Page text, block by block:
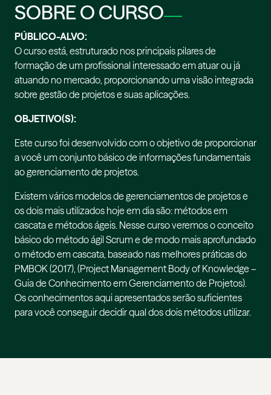
SOBRE O CURSO
PÚBLICO-ALVO:
O curso está, estruturado nos principais pilares de
formação de um profissional interessado em atuar ou já
atuando no mercado, proporcionando uma visão integrada
sobre gestão de projetos e suas aplicações.
OBJETIVO(S):
Este curso foi desenvolvido com o objetivo de proporcionar
a você um conjunto básico de informações fundamentais
ao gerenciamento de projetos.
Existem vários modelos de gerenciamentos de projetos e
os dois mais utilizados hoje em dia são: métodos em
cascata e métodos ágeis. Nesse curso veremos o conceito
básico do método ágil Scrum e de modo mais aprofundado
o método em cascata, baseado nas melhores práticas do
PMBOK (2017), (Project Management Body of Knowledge –
Guia de Conhecimento em Gerenciamento de Projetos).
Os conhecimentos aqui apresentados serão suficientes
para você conseguir decidir qual dos dois métodos utilizar.